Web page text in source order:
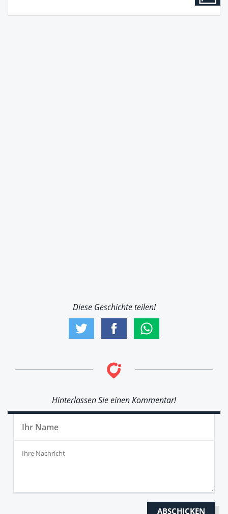
Diese Geschichte teilen!
Hinterlassen Sie einen Kommentar!